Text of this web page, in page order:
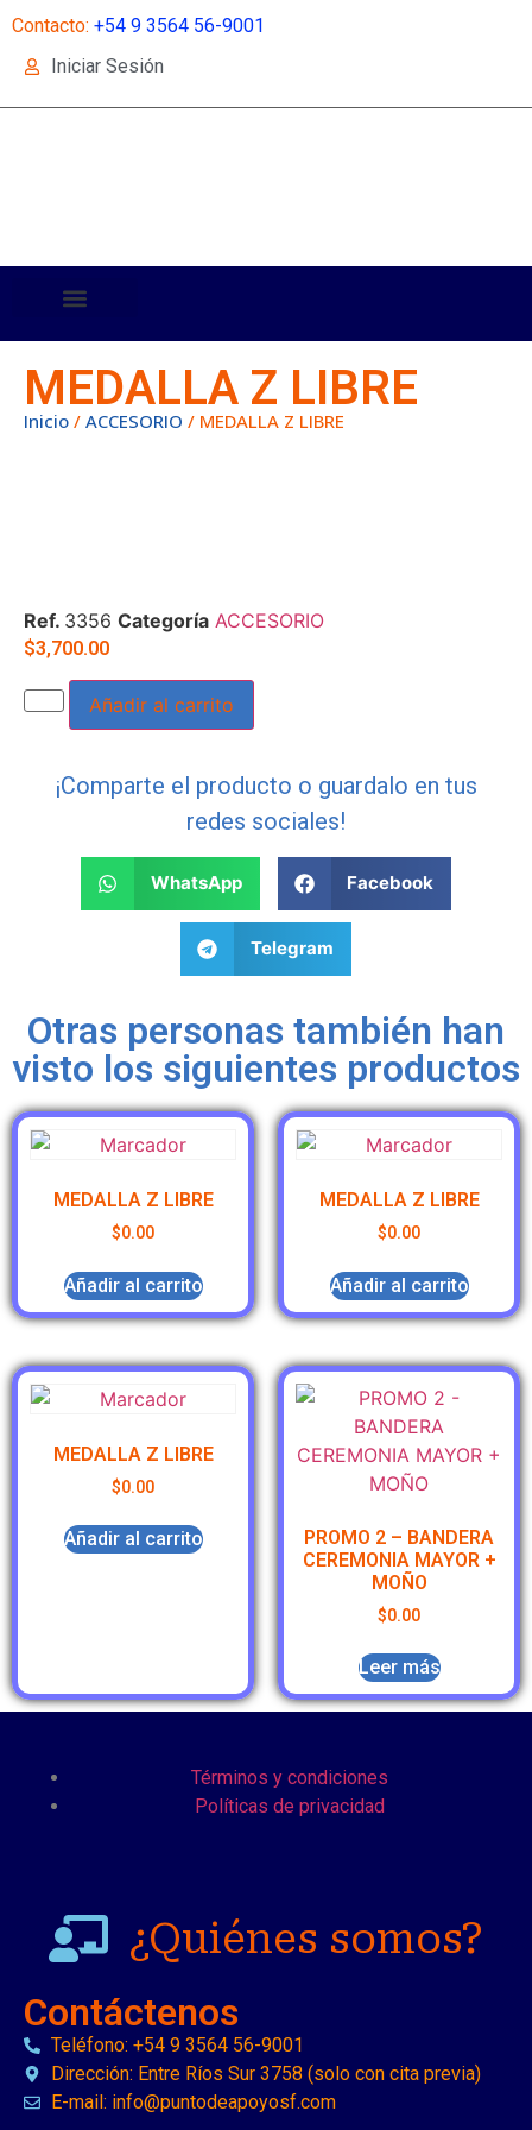
Contacto: +54 9 3564 56-9001
Iniciar Sesión
MEDALLA Z LIBRE
Inicio / ACCESORIO / MEDALLA Z LIBRE
Ref. 3356 Categoría ACCESORIO
$3,700.00
Añadir al carrito
¡Comparte el producto o guardalo en tus
redes sociales!
WhatsApp Facebook
Telegram
Otras personas también han
visto los siguientes productos
MEDALLA Z LIBRE
$0.00
Añadir al carrito
MEDALLA Z LIBRE
$0.00
Añadir al carrito
MEDALLA Z LIBRE
$0.00
Añadir al carrito
PROMO 2 – BANDERA
CEREMONIA MAYOR +
MOÑO
$0.00
Leer más
Términos y condiciones
Políticas de privacidad
¿Quiénes somos?
Contáctenos
Teléfono: +54 9 3564 56-9001
Dirección: Entre Ríos Sur 3758 (solo con cita previa)
E-mail: info@puntodeapoyosf.com